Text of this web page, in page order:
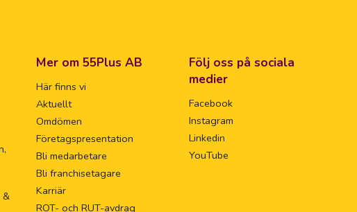
&
Mer om 55Plus AB
Här finns vi
Aktuellt
Omdömen
Företagspresentation
Bli medarbetare
Bli franchisetagare
Karriär
ROT- och RUT-avdrag
Följ oss på sociala
medier
Facebook
Instagram
Linkedin
YouTube